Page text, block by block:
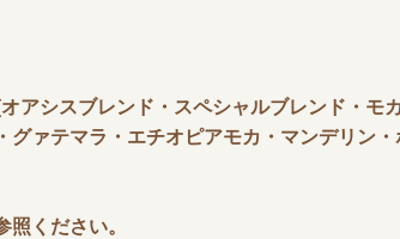
アシスブレンド・スペシャルブレンド・モ
グァテマラ・エチオピアモカ・マンデリン
ください。